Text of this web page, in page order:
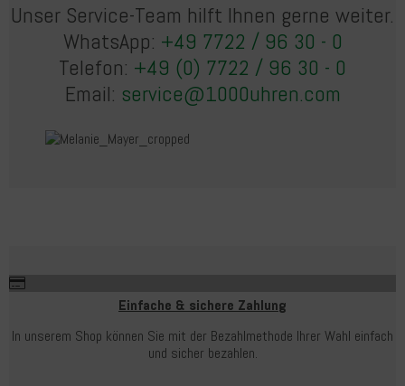
Unser Service-Team hilft Ihnen gerne weiter.
WhatsApp: +49 7722 / 96 30 - 0
Telefon: +49 (0) 7722 / 96 30 - 0
Email: service@1000uhren.com
Einfache & sichere Zahlung
In unserem Shop können Sie mit der Bezahlmethode Ihrer Wahl einfach
und sicher bezahlen.